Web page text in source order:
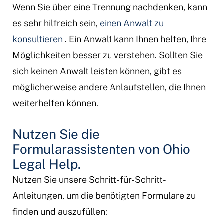
Wenn Sie über eine Trennung nachdenken, kann
es sehr hilfreich sein, einen Anwalt zu
konsultieren . Ein Anwalt kann Ihnen helfen, Ihre
Möglichkeiten besser zu verstehen. Sollten Sie
sich keinen Anwalt leisten können, gibt es
möglicherweise andere Anlaufstellen, die Ihnen
weiterhelfen können.
Nutzen Sie die
Formularassistenten von Ohio
Legal Help.
Nutzen Sie unsere Schritt-für-Schritt-
Anleitungen, um die benötigten Formulare zu
finden und auszufüllen: